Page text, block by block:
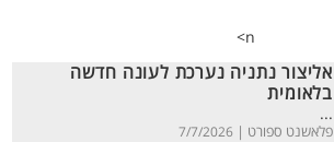
n>
אליצור נתניה נערכת לעונה חדשה
בלאומית
...
פלאשנט ספורט | 7/7/2026